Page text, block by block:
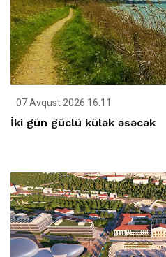
07 Avqust 2026 16:11
İki gün güclü külək əsəcək